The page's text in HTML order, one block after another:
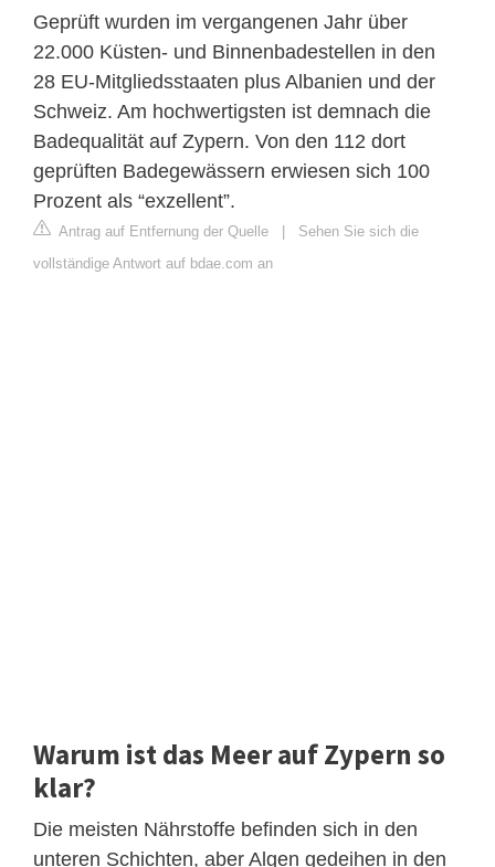
Geprüft wurden im vergangenen Jahr über
22.000 Küsten- und Binnenbadestellen in den
28 EU-Mitgliedsstaaten plus Albanien und der
Schweiz. Am hochwertigsten ist demnach die
Badequalität auf Zypern. Von den 112 dort
geprüften Badegewässern erwiesen sich 100
Prozent als “exzellent”.
Antrag auf Entfernung der Quelle
Sehen Sie sich die
vollständige Antwort auf bdae.com an
Warum ist das Meer auf Zypern so
klar?
Die meisten Nährstoffe befinden sich in den
unteren Schichten, aber Algen gedeihen in den